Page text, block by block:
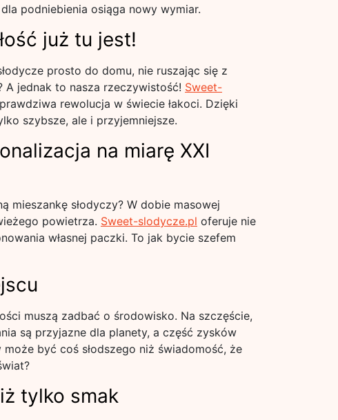
podniebienia osiąga nowy wymiar.
już tu jest!
prosto do domu, nie ruszając się z
A jednak to nasza rzeczywistość! Sweet-
rewolucja w świecie łakoci. Dzięki
szybsze, ale i przyjemniejsze.
na miarę XXI
mieszankę słodyczy? W dobie masowej
powietrza. Sweet-slodycze.pl oferuje nie
własnej paczki. To jak bycie szefem
muszą zadbać o środowisko. Na szczęście,
są przyjazne dla planety, a część zysków
być coś słodszego niż świadomość, że
tylko smak